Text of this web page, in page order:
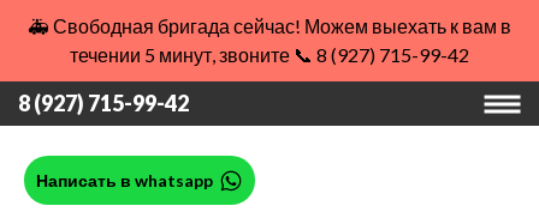
🚑 Свободная бригада сейчас! Можем выехать к вам в
течении 5 минут, звоните 📞 8 (927) 715-99-42
8 (927) 715-99-42
Написать в whatsapp